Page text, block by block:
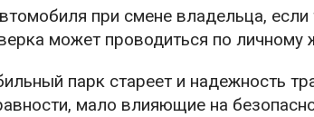
при смене владельца, если
может проводиться по
парк стареет и надежность
мало влияющие на